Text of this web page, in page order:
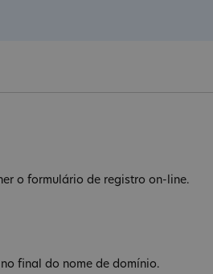
o formulário de registro on-line.
final do nome de domínio.